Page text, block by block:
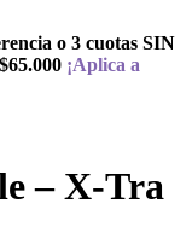
o 3 cuotas SIN
¡Aplica a
– X-Tra